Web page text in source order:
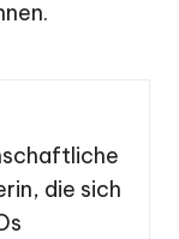
die sich